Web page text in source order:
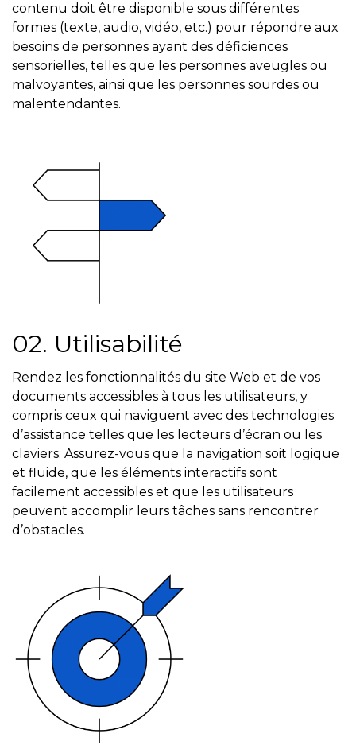
contenu doit être disponible sous différentes
formes (texte, audio, vidéo, etc.) pour répondre aux
besoins de personnes ayant des déficiences
sensorielles, telles que les personnes aveugles ou
malvoyantes, ainsi que les personnes sourdes ou
malentendantes.
02. Utilisabilité
Rendez les fonctionnalités du site Web et de vos
documents accessibles à tous les utilisateurs, y
compris ceux qui naviguent avec des technologies
d’assistance telles que les lecteurs d’écran ou les
claviers. Assurez-vous que la navigation soit logique
et fluide, que les éléments interactifs sont
facilement accessibles et que les utilisateurs
peuvent accomplir leurs tâches sans rencontrer
d’obstacles.